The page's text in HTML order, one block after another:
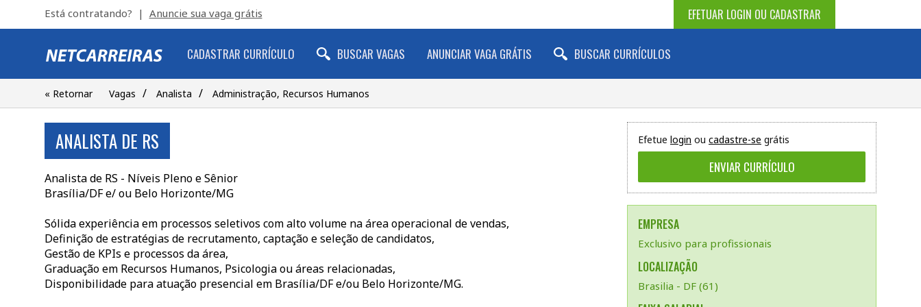
EFETUAR LOGIN OU CADASTRAR
Está contratando? | Anuncie sua vaga grátis
CADASTRAR CURRÍCULO BUSCAR VAGAS ANUNCIAR VAGA GRÁTIS BUSCAR CURRÍCULOS
« Retornar Vagas / Analista / Administração, Recursos Humanos
Efetue login ou cadastre-se grátis
EMPRESA
Exclusivo para profissionais
LOCALIZAÇÃO
Brasilia - DF (61)
ANALISTA DE RS
Analista de RS - Níveis Pleno e Sênior
Brasília/DF e/ ou Belo Horizonte/MG
Sólida experiência em processos seletivos com alto volume na área operacional de vendas,
Definição de estratégias de recrutamento, captação e seleção de candidatos,
Gestão de KPIs e processos da área,
Graduação em Recursos Humanos, Psicologia ou áreas relacionadas,
Disponibilidade para atuação presencial em Brasília/DF e/ou Belo Horizonte/MG.